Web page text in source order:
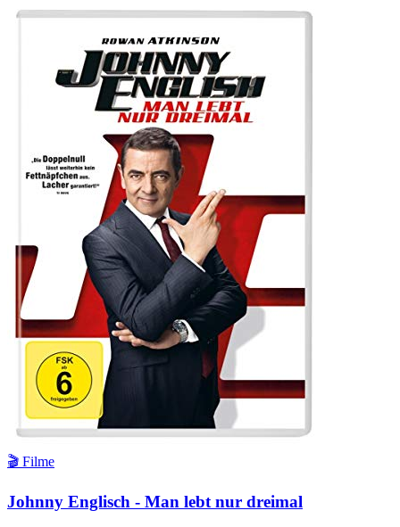
🎬 Filme
Johnny Englisch - Man lebt nur dreimal